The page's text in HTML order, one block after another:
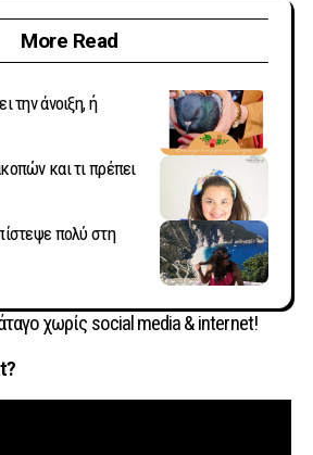
More Read
την άνοιξη, ή
και τι πρέπει
πολύ στη
χωρίς social media & internet!